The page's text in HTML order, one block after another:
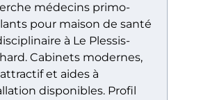
médecins primo-
pour maison de santé
à Le Plessis-
Cabinets modernes,
et aides à
disponibles. Profil